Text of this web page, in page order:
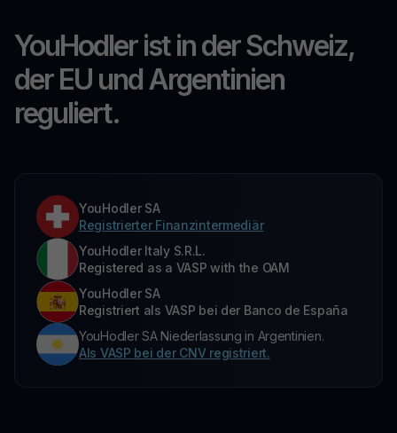
YouHodler ist in der Schweiz,
der EU und Argentinien
reguliert.
YouHodler SA
Registrierter Finanzintermediär
YouHodler Italy S.R.L.
Registered as a VASP with the OAM
YouHodler SA
Registriert als VASP bei der Banco de España
YouHodler SA Niederlassung in Argentinien.
Als VASP bei der CNV registriert.